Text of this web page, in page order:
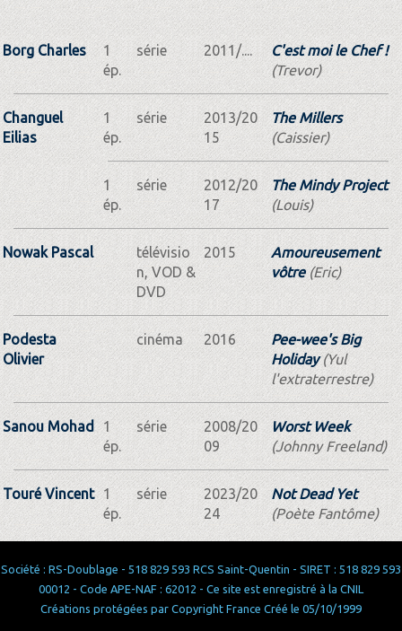
Borg Charles
1
ép.
série 2011/....
C'est moi le Chef !
(Trevor)
Changuel
Eilias
1
ép.
série
2013/20
15
The Millers
(Caissier)
1
ép.
série
2012/20
17
The Mindy Project
(Louis)
Nowak Pascal
télévisio
n, VOD &
DVD
2015
Amoureusement
vôtre(Eric)
Podesta
Olivier
cinéma 2016
Pee-wee's Big
Holiday(Yul
l'extraterrestre)
Sanou Mohad
1
ép.
série
2008/20
09
Worst Week
(Johnny Freeland)
Touré Vincent
1
ép.
série
2023/20
24
Not Dead Yet
(Poète Fantôme)
Société : RS-Doublage - 518 829 593 RCS Saint-Quentin - SIRET : 518 829 593
00012 - Code APE-NAF : 62012 - Ce site est enregistré à la CNIL
Créations protégées par Copyright France Créé le 05/10/1999